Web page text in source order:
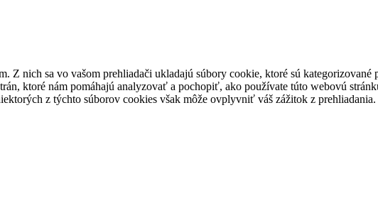
Z nich sa vo vašom prehliadači ukladajú súbory cookie, ktoré sú kategorizované
ktoré nám pomáhajú analyzovať a pochopiť, ako používate túto webovú
z týchto súborov cookies však môže ovplyvniť váš zážitok z prehliadania.